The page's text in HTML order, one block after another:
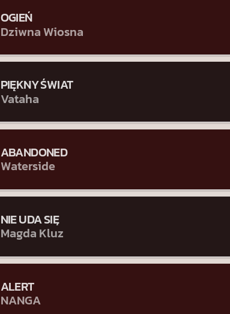
OGIEŃ
Dziwna Wiosna
PIĘKNY ŚWIAT
Vataha
ABANDONED
Waterside
NIE UDA SIĘ
Magda Kluz
ALERT
NANGA